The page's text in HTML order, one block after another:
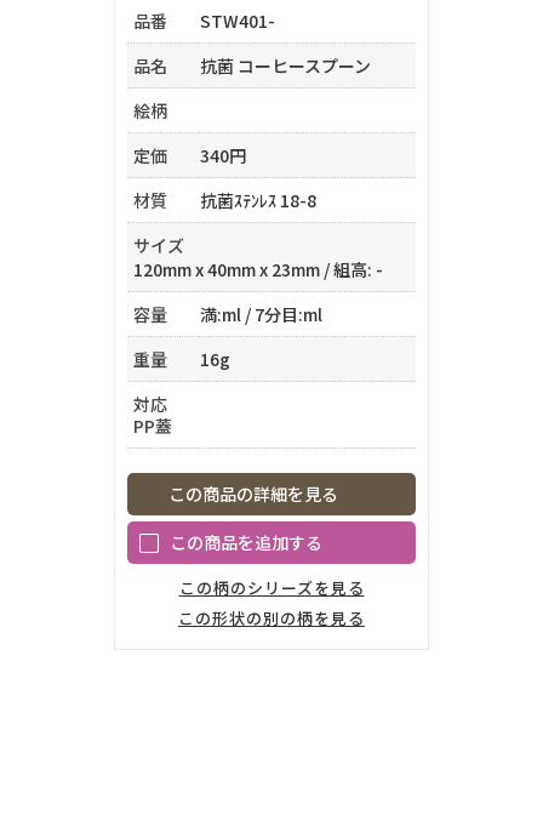
品番
STW401-
品名
抗菌 コーヒースプーン
絵柄
定価
340円
材質
抗菌ｽﾃﾝﾚｽ 18-8
サイズ
120mm x 40mm x 23mm / 組高: -
容量
満:ml / 7分目:ml
重量
16g
対応
PP蓋
この商品の詳細を見る
この柄のシリーズを見る
この形状の別の柄を見る